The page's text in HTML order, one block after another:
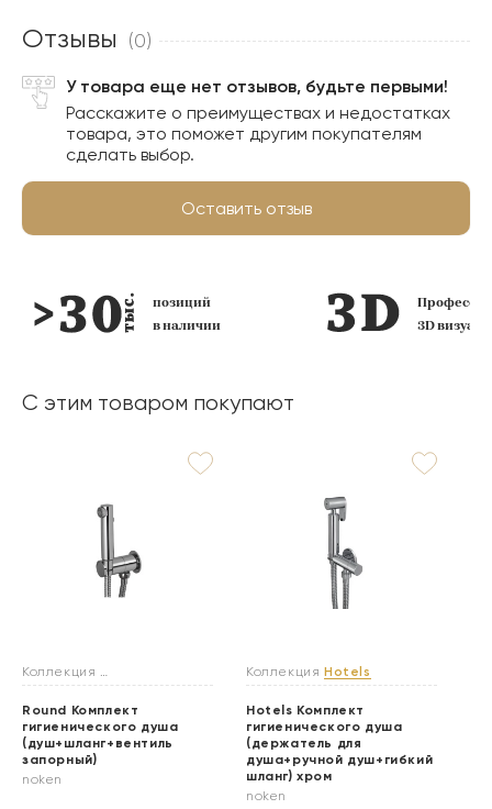
Отзывы (0)
У товара еще нет отзывов, будьте первыми!
Расскажите о преимуществах и недостатках
товара, это поможет другим покупателям
сделать выбор.
Оставить отзыв
Профессиональная
3D визуализация
фирменных
салона
С этим товаром покупают
Коллекция
Гигиенические души
Round Комплект
гигиенического душа
(душ+шланг+вентиль
запорный)
noken
Коллекция Hotels
Hotels Комплект
гигиенического душа
(держатель для
душа+ручной душ+гибкий
шланг) хром
noken